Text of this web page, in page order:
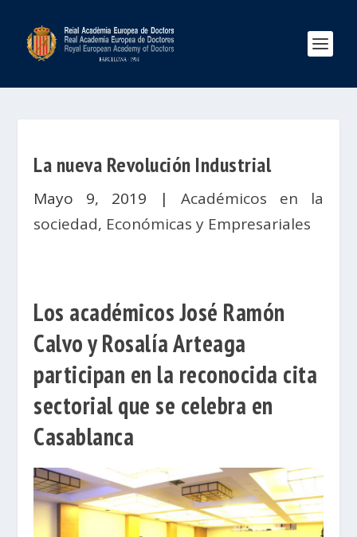
La nueva Revolución Industrial
Mayo 9, 2019 | Académicos en la
sociedad, Económicas y Empresariales
Los académicos José Ramón
Calvo y Rosalía Arteaga
participan en la reconocida cita
sectorial que se celebra en
Casablanca